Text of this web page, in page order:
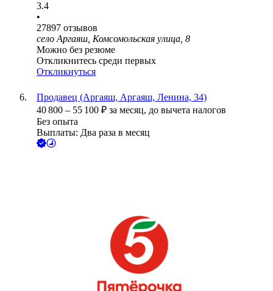
3.4
•
27897 отзывов
село Аргаяш, Комсомольская улица, 8
Можно без резюме
Откликнитесь среди первых
Откликнуться
Продавец (Аргаяш, Аргаяш, Ленина, 34)
40 800 – 55 100 ₽ за месяц, до вычета налогов
Без опыта
Выплаты: Два раза в месяц